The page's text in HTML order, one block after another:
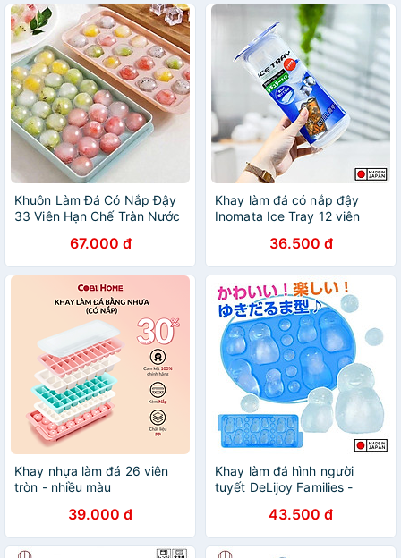
Khuôn Làm Đá Có Nắp Đậy
33 Viên Hạn Chế Tràn Nước
67.000 đ
Khay làm đá có nắp đậy
Inomata Ice Tray 12 viên
36.500 đ
Khay nhựa làm đá 26 viên
tròn - nhiều màu
39.000 đ
Khay làm đá hình người
tuyết DeLijoy Families -
43.500 đ